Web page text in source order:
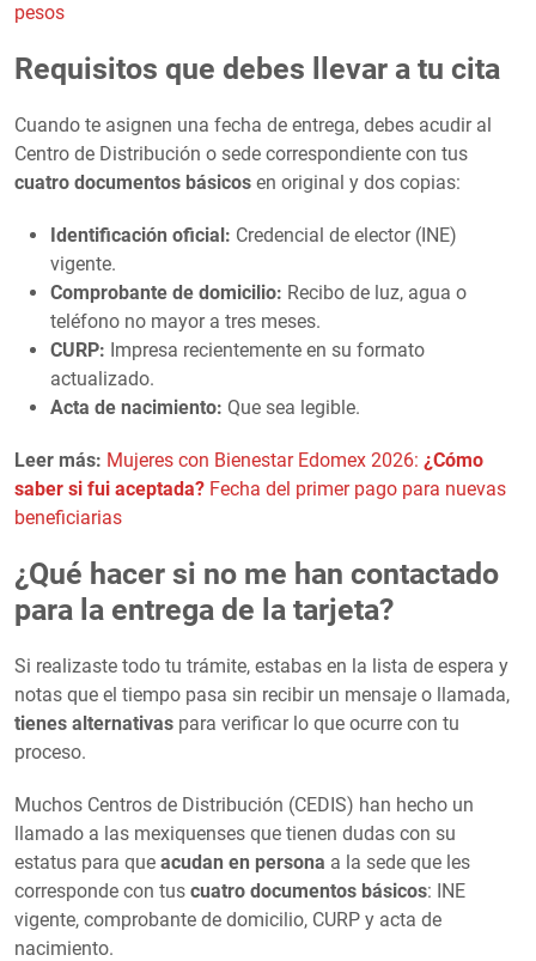
pesos
Requisitos que debes llevar a tu cita
Cuando te asignen una fecha de entrega, debes acudir al
Centro de Distribución o sede correspondiente con tus
cuatro documentos básicos en original y dos copias:
Identificación oficial: Credencial de elector (INE)
vigente.
Comprobante de domicilio: Recibo de luz, agua o
teléfono no mayor a tres meses.
CURP: Impresa recientemente en su formato
actualizado.
Acta de nacimiento: Que sea legible.
Leer más: Mujeres con Bienestar Edomex 2026: ¿Cómo
saber si fui aceptada? Fecha del primer pago para nuevas
beneficiarias
¿Qué hacer si no me han contactado
para la entrega de la tarjeta?
Si realizaste todo tu trámite, estabas en la lista de espera y
notas que el tiempo pasa sin recibir un mensaje o llamada,
tienes alternativas para verificar lo que ocurre con tu
proceso.
Muchos Centros de Distribución (CEDIS) han hecho un
llamado a las mexiquenses que tienen dudas con su
estatus para que acudan en persona a la sede que les
corresponde con tus cuatro documentos básicos: INE
vigente, comprobante de domicilio, CURP y acta de
nacimiento.